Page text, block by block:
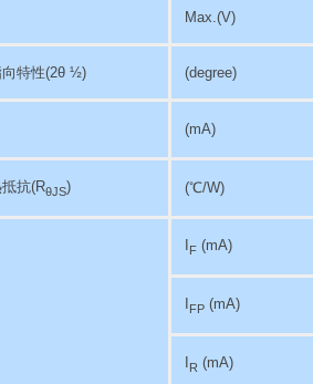
Max.(V)
特性(2θ ½) (degree)
(mA)
抗(RθJS) (℃/W)
F (mA)
FP (mA)
R (mA)